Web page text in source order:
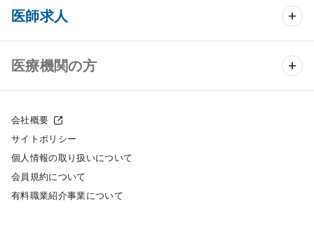
クリニック開業 TOP
クリニック物件検索
クリニックの開業スタイル
クリニック開業までの流れ
開業支援事例
医師求人
医師求人 TOP
常勤求人検索
非常勤求人検索
スポット求人検索
医療機関の方
採用をお考えの医療機関の方
会社概要
サイトポリシー
個人情報の取り扱いについて
会員規約について
有料職業紹介事業について